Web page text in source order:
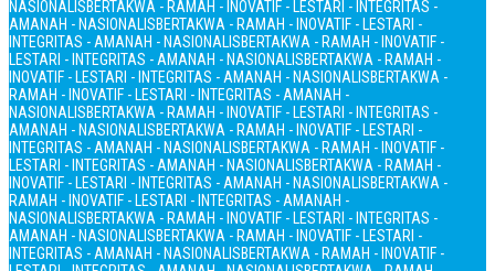
NASIONALISBERTAKWA - RAMAH - INOVATIF - LESTARI - INTEGRITAS -
AMANAH - NASIONALISBERTAKWA - RAMAH - INOVATIF - LESTARI -
INTEGRITAS - AMANAH - NASIONALISBERTAKWA - RAMAH - INOVATIF -
LESTARI - INTEGRITAS - AMANAH - NASIONALISBERTAKWA - RAMAH -
INOVATIF - LESTARI - INTEGRITAS - AMANAH - NASIONALISBERTAKWA -
RAMAH - INOVATIF - LESTARI - INTEGRITAS - AMANAH -
NASIONALISBERTAKWA - RAMAH - INOVATIF - LESTARI - INTEGRITAS -
AMANAH - NASIONALISBERTAKWA - RAMAH - INOVATIF - LESTARI -
INTEGRITAS - AMANAH - NASIONALISBERTAKWA - RAMAH - INOVATIF -
LESTARI - INTEGRITAS - AMANAH - NASIONALISBERTAKWA - RAMAH -
INOVATIF - LESTARI - INTEGRITAS - AMANAH - NASIONALISBERTAKWA -
RAMAH - INOVATIF - LESTARI - INTEGRITAS - AMANAH -
NASIONALISBERTAKWA - RAMAH - INOVATIF - LESTARI - INTEGRITAS -
AMANAH - NASIONALISBERTAKWA - RAMAH - INOVATIF - LESTARI -
INTEGRITAS - AMANAH - NASIONALISBERTAKWA - RAMAH - INOVATIF -